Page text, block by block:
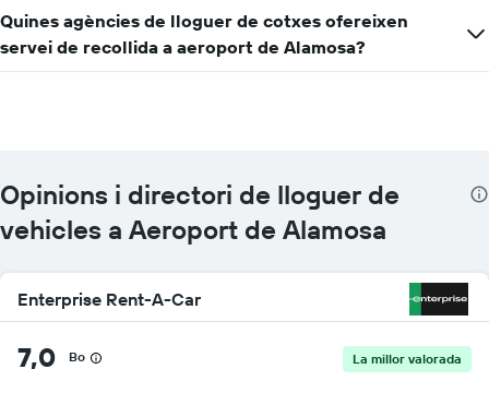
X
que
mostra
les
El
gràfic
té
Y
que
mostra
el
Quines agències de lloguer de cotxes ofereixen
servei de recollida a aeroport de Alamosa?
Opinions i directori de lloguer de
vehicles a Aeroport de Alamosa
Enterprise Rent-A-Car
7,0 Bo La millor valorada